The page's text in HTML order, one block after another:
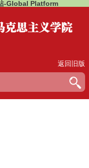
-Global Platform
返回旧版